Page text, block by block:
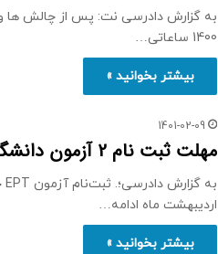
به گزارش دادرسی نت: پس از چالش ها و
1400 ساعاتی…
بیشتر بخوانید »
1401-02-09
مهلت ثبت‌ نام 2 آزمون دانشگاه آزاد اعلام شد
اردیبهشت ماه ادامه…
بیشتر بخوانید »